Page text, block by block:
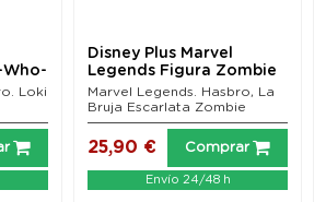
Who-
Loki
Disney Plus Marvel
Legends Figura Zombie
Scarlet Witch (What...
Marvel Legends. Hasbro, La
Bruja Escarlata Zombie
25,90 € Comprar
Envío 24/48 h